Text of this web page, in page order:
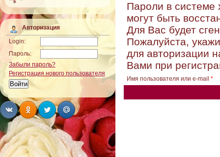
Авторизация
Login:
Пароль:
Забыли пароль?
Регистрация нового пользователя
Share Share Share Share
Пароли в системе
могут быть
Для Вас будет
Пожалуйста,
для авторизации
Вами при
Имя пользователя или e-mail*